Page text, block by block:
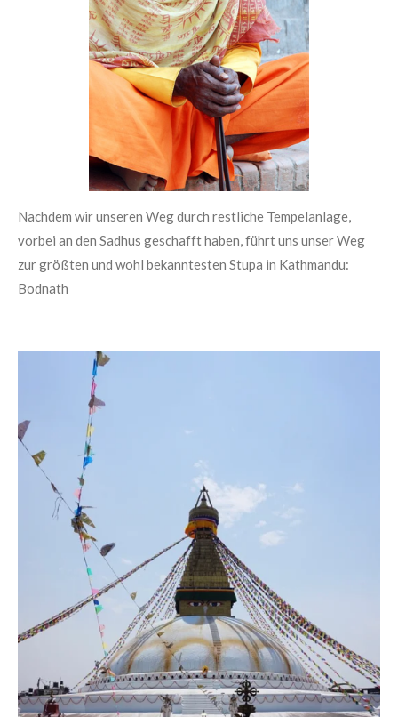
Nachdem wir unseren Weg durch restliche Tempelanlage,
vorbei an den Sadhus geschafft haben, führt uns unser Weg
zur größten und wohl bekanntesten Stupa in Kathmandu:
Bodnath